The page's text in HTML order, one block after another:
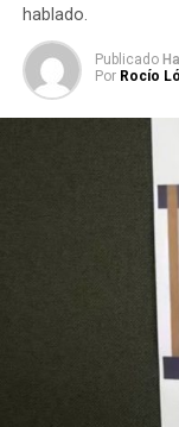
hablado.
Publicado
Por Rocío